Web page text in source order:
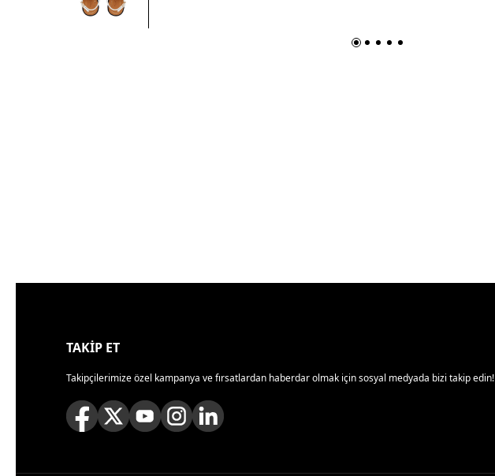
TAKİP ET
Takipçilerimize özel kampanya ve fırsatlardan haberdar olmak için sosyal medyada bizi takip edin!